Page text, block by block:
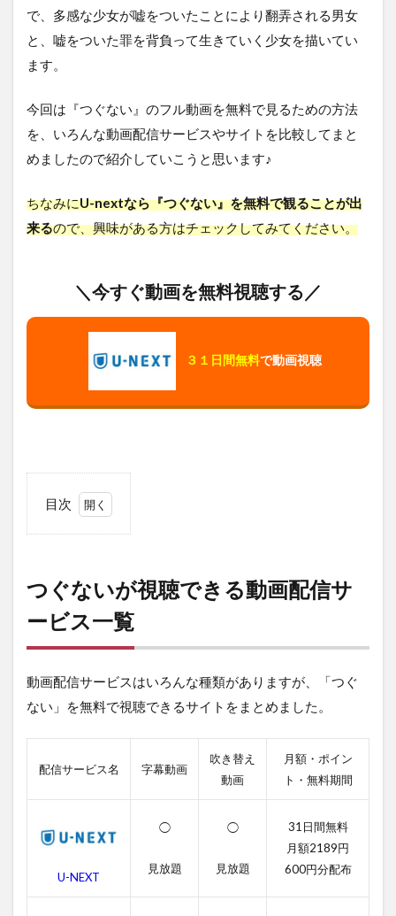
で、多感な少女が嘘をついたことにより翻弄される男女
と、嘘をついた罪を背負って生きていく少女を描いてい
ます。
今回は『つぐない』のフル動画を無料で見るための方法
を、いろんな動画配信サービスやサイトを比較してまと
めましたので紹介していこうと思います♪
ちなみにU-nextなら『つぐない』を無料で観ることが出
来るので、興味がある方はチェックしてみてください。
＼今すぐ動画を無料視聴する／
３１日間無料で動画視聴
目次
い
が
視
聴
き
動
信
ー
ス
一
2
つぐないが視聴できる動画配信サ
ービス一覧
動画配信サービスはいろんな種類がありますが、「つぐ
ない」を無料で視聴できるサイトをまとめました。
配信サービス名 字幕動画
吹き替え
動画
月額・ポイン
ト・無料期間
U-NEXT
◯
見放題
◯
見放題
31日間無料
月額2189円
600円分配布